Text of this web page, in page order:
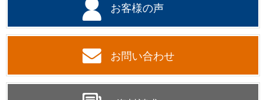
お客様の声
お問い合わせ